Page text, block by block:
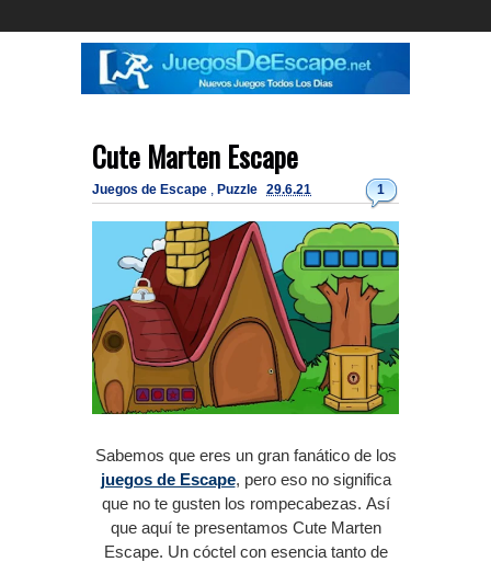
Cute Marten Escape
1
Juegos de Escape , Puzzle 29.6.21
Sabemos que eres un gran fanático de los
juegos de Escape, pero eso no significa
que no te gusten los rompecabezas. Así
que aquí te presentamos Cute Marten
Escape. Un cóctel con esencia tanto de